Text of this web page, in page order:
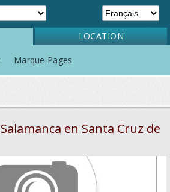
LOCATION
Marque-Pages
en Santa Cruz de